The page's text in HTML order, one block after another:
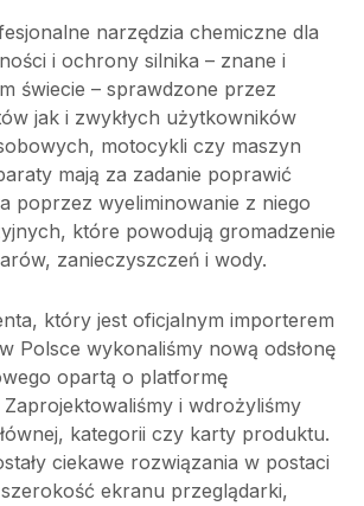
narzędzia chemiczne dla
i ochrony silnika – znane i
świecie – sprawdzone przez
jak i zwykłych użytkowników
motocykli czy maszyn
mają za zadanie poprawić
poprzez wyeliminowanie z niego
które powodują gromadzenie
zanieczyszczeń i wody.
który jest oficjalnym importerem
Polsce wykonaliśmy nową odsłonę
opartą o platformę
i wdrożyliśmy
kategorii czy karty produktu.
ciekawe rozwiązania w postaci
ekranu przeglądarki,